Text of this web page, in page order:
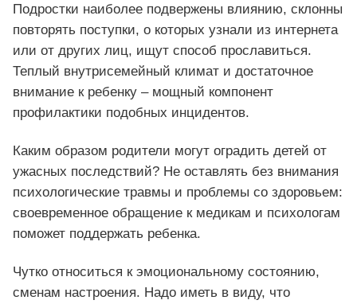
Подростки наиболее подвержены влиянию, склонны
повторять поступки, о которых узнали из интернета
или от других лиц, ищут способ прославиться.
Теплый внутрисемейный климат и достаточное
внимание к ребенку – мощный компонент
профилактики подобных инцидентов.
Каким образом родители могут оградить детей от
ужасных последствий? Не оставлять без внимания
психологические травмы и проблемы со здоровьем:
своевременное обращение к медикам и психологам
поможет поддержать ребенка.
Чутко относиться к эмоциональному состоянию,
сменам настроения. Надо иметь в виду, что